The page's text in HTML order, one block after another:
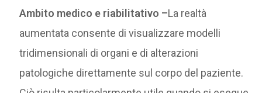
Ambito medico e riabilitativo –La realtà
aumentata consente di visualizzare modelli
tridimensionali di organi e di alterazioni
patologiche direttamente sul corpo del paziente.